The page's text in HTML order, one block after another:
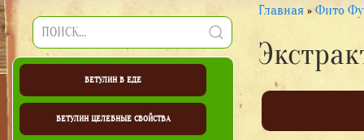
БЕТУЛИН В ЕДЕ
БЕТУЛИН ЦЕЛЕБНЫЕ СВОЙСТВА
Главная » Фито